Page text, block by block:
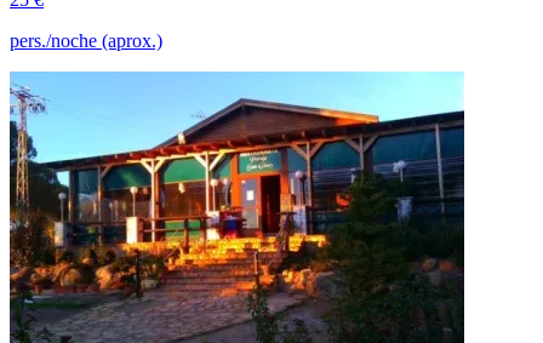
pers./noche (aprox.)